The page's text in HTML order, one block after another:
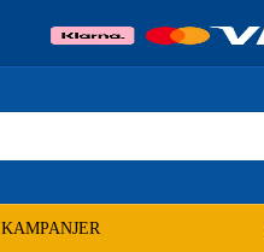
KAMPANJER